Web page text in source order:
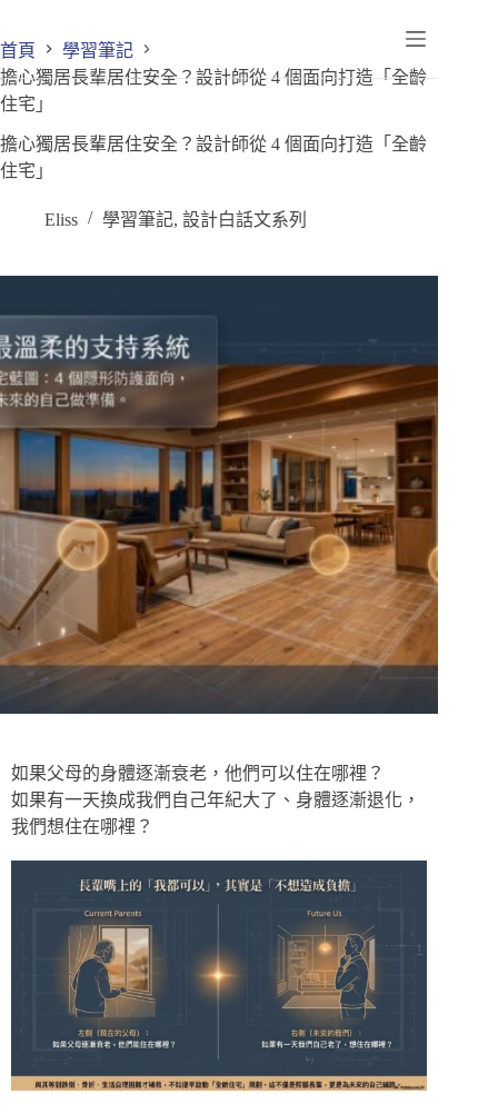
首頁
學習筆記
擔心獨居長輩居住安全？設計師從 4 個面向打造「全齡
住宅」
擔心獨居長輩居住安全？設計師從 4 個面向打造「全齡
住宅」
Eliss 學習筆記, 設計白話文系列
如果父母的身體逐漸衰老，他們可以住在哪裡？
如果有一天換成我們自己年紀大了、身體逐漸退化，
我們想住在哪裡？